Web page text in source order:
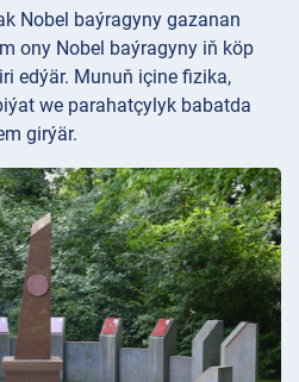
Nobel baýragyny gazanan
ony Nobel baýragyny iň köp
edýär. Munuň içine fizika,
we parahatçylyk babatda
girýär.